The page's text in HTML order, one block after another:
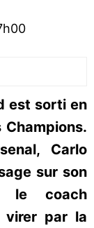
est sorti en
Carlo
sur son
le coach
virer par la